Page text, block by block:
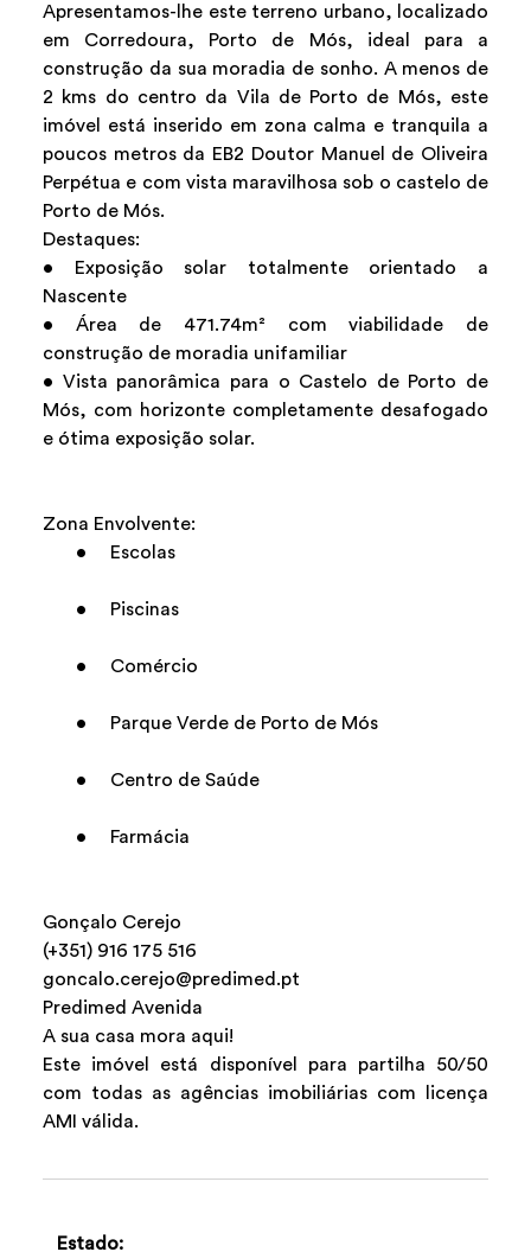
Apresentamos-lhe este terreno urbano, localizado
em Corredoura, Porto de Mós, ideal para a
construção da sua moradia de sonho. A menos de
2 kms do centro da Vila de Porto de Mós, este
imóvel está inserido em zona calma e tranquila a
poucos metros da EB2 Doutor Manuel de Oliveira
Perpétua e com vista maravilhosa sob o castelo de
Porto de Mós.
Destaques:
• Exposição solar totalmente orientado a
Nascente
• Área de 471.74m² com viabilidade de
construção de moradia unifamiliar
• Vista panorâmica para o Castelo de Porto de
Mós, com horizonte completamente desafogado
e ótima exposição solar.
Zona Envolvente:
• Escolas
• Piscinas
• Comércio
• Parque Verde de Porto de Mós
• Centro de Saúde
• Farmácia
Gonçalo Cerejo
(+351) 916 175 516
goncalo.cerejo@predimed.pt
Predimed Avenida
A sua casa mora aqui!
Este imóvel está disponível para partilha 50/50
com todas as agências imobiliárias com licença
AMI válida.
Estado: